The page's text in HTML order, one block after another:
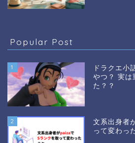
Popular Post
1
ドラクエ小
やつ？ 実は
た？？
2
文系出身者
って変わっ